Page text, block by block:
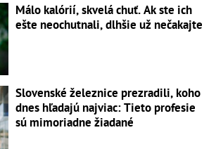
Málo kalórií, skvelá chuť. Ak ste ich
ešte neochutnali, dlhšie už nečakajte
Slovenské železnice prezradili, koho
dnes hľadajú najviac: Tieto profesie
sú mimoriadne žiadané